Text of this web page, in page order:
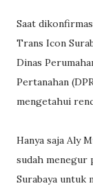
Saat
Trans Icon
Dinas
Pertanahan
mengetahui
Hanya saja Aly
sudah menegur
Surabaya untuk